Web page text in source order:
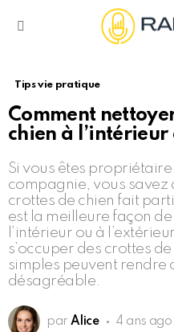
Tips vie pratique
Comment
chien à l’intérieur
Si vous êtes propriétaire
compagnie, vous savez
crottes de chien fait
est la meilleure façon
l’intérieur ou à
s’occuper des crottes
simples peuvent rendre
désagréable.
par Alice 4 ans ago